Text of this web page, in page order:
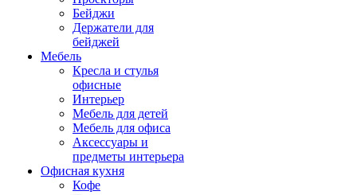
Бейджи
Держатели для
бейджей
Мебель
Кресла и стулья
офисные
Интерьер
Мебель для детей
Мебель для офиса
Аксессуары и
предметы интерьера
Офисная кухня
Кофе